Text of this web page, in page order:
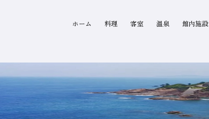
グローバルナビゲーション
ホーム 料理 客室 温泉 館内施設